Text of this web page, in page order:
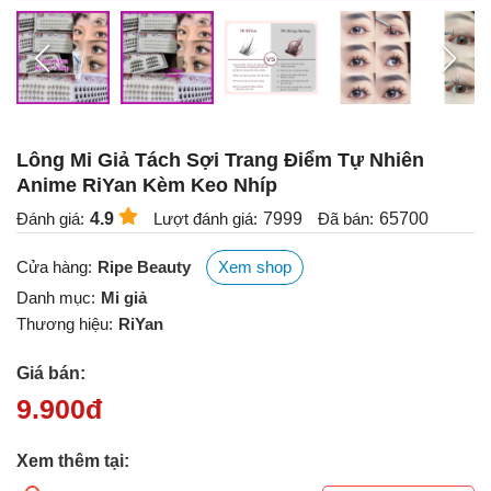
Lông Mi Giả Tách Sợi Trang Điểm Tự Nhiên
Anime RiYan Kèm Keo Nhíp
Đánh giá: 4.9 Lượt đánh giá: 7999 Đã bán: 65700
Cửa hàng: Ripe Beauty
Xem shop
Danh mục: Mi giả
Thương hiệu: RiYan
Giá bán:
9.900đ
Xem thêm tại: